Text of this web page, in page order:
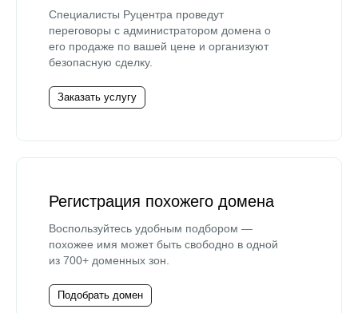
Специалисты Руцентра проведут
переговоры с администратором домена о
его продаже по вашей цене и организуют
безопасную сделку.
Заказать услугу
Регистрация похожего домена
Воспользуйтесь удобным подбором —
похожее имя может быть свободно в одной
из 700+ доменных зон.
Подобрать домен